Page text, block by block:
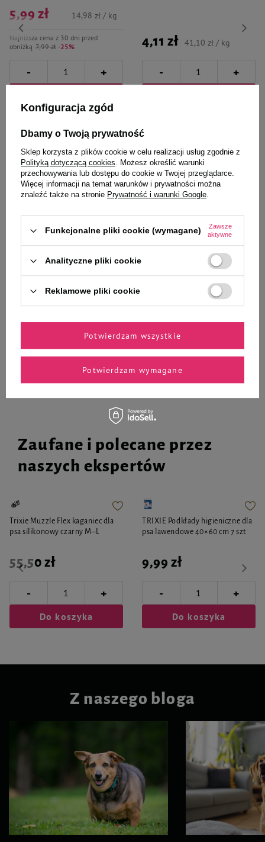
Najniższa cena z 30 dni przed
obniżką 7,99 zł -25%
5,99 zł 14,98 zł / kg
- +
4,11 zł 41,10 zł / kg
- +
Wybrane specjalnie dla
Ciebie i Twojego czworonoga
Mokra karma dla psa Rafi z
królikiem 400 g
6,29 zł 15,73 zł / kg
-
Do koszyka
Mokra karma dla psa Rafi z
wołowiną 400 g
15,73 zł / kg
-
Do koszyka
Zaufane i polecane przez
naszych ekspertów
Trixie Muzzle Flex kaganiec dla
psa silikonowy czarny M–L
55,50 zł
- +
Do koszyka
TRIXIE Podkłady higieniczne dla
psa lawendowe 40×60 cm 7 szt
9,99 zł
- +
Do koszyka
Z naszego bloga
Konfiguracja zgód
Dbamy o Twoją prywatność
Sklep korzysta z plików cookie w celu realizacji usług zgodnie z
Polityką dotyczącą cookies. Możesz określić warunki
przechowywania lub dostępu do cookie w Twojej przeglądarce.
Więcej informacji na temat warunków i prywatności można
znaleźć także na stronie Prywatność i warunki Google.
Funkcjonalne pliki cookie (wymagane)
Zawsze
aktywne
Analityczne pliki cookie
Reklamowe pliki cookie
Potwierdzam wymagane
Potwierdzam wszystkie